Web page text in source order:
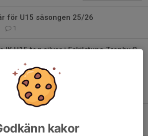
för U15 säsongen 25/26
1
Söderhamns IK U15 tog silver i Eskilstuna Trophy Cup U15
strumpor från Bambusa
0
0 kakor